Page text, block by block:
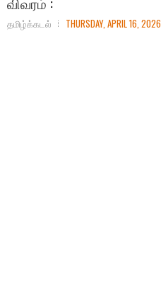
தமிழ்க்கடல் THURSDAY, APRIL 16, 2026